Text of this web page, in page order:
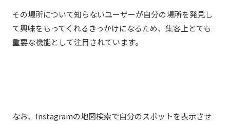
その場所について知らないユーザーが自分の場所を発見し
て興味をもってくれるきっかけになるため、集客上とても
重要な機能として注目されています。
なお、Instagramの地図検索で自分のスポットを表示させ